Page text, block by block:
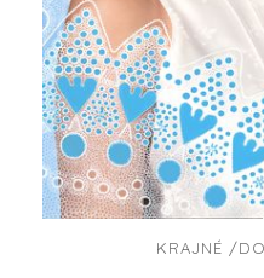
KRAJNÉ /